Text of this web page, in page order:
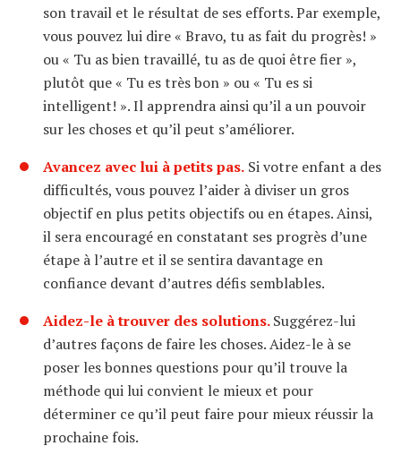
son travail et le résultat de ses efforts. Par exemple,
vous pouvez lui dire « Bravo, tu as fait du progrès! »
ou « Tu as bien travaillé, tu as de quoi être fier »,
plutôt que « Tu es très bon » ou « Tu es si
intelligent! ». Il apprendra ainsi qu’il a un pouvoir
sur les choses et qu’il peut s’améliorer.
Avancez avec lui à petits pas. Si votre enfant a des
difficultés, vous pouvez l’aider à diviser un gros
objectif en plus petits objectifs ou en étapes. Ainsi,
il sera encouragé en constatant ses progrès d’une
étape à l’autre et il se sentira davantage en
confiance devant d’autres défis semblables.
Aidez-le à trouver des solutions.Suggérez-lui
d’autres façons de faire les choses. Aidez-le à se
poser les bonnes questions pour qu’il trouve la
méthode qui lui convient le mieux et pour
déterminer ce qu’il peut faire pour mieux réussir la
prochaine fois.